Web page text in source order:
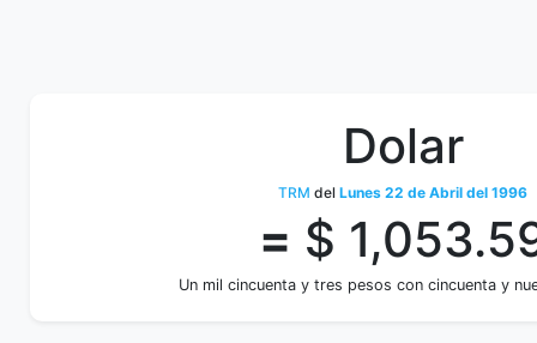
Dolar
TRM del Lunes 22 de Abril del 1996
= $
Un mil cincuenta y tres pesos con cincuenta y